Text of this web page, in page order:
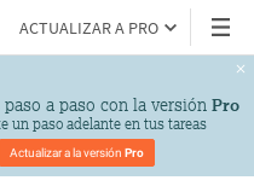
ACTUALIZAR A PRO
a paso con la versión Pro
un paso adelante en tus tareas
Actualizar a la versión Pro